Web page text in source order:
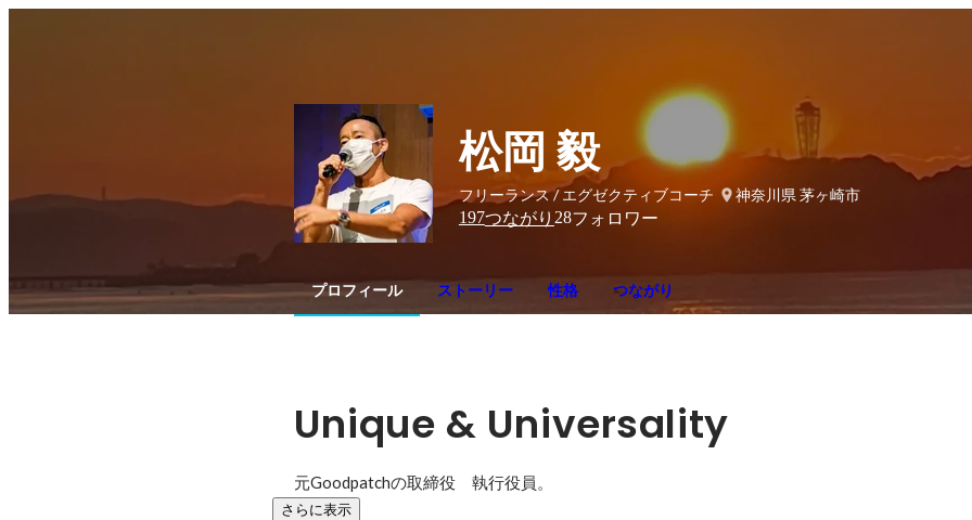
松岡 毅
フリーランス / エグゼクティブコーチ
神奈川県 茅ヶ崎市
197つながり 28フォロワー
プロフィール ストーリー 性格 つながり
Unique & Universality
元Goodpatchの取締役　執行役員。
さらに表示